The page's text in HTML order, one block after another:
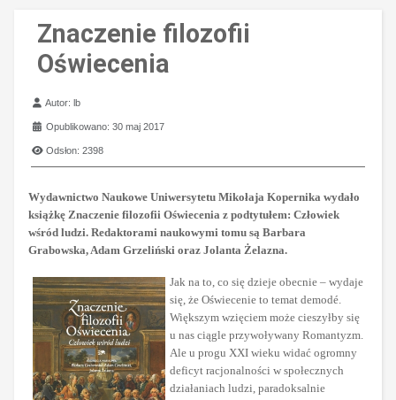
Znaczenie filozofii
Oświecenia
Szczegóły
Autor:lb
Opublikowano: 30 maj 2017
Odsłon: 2398
Wydawnictwo Naukowe Uniwersytetu Mikołaja Kopernika wydało
książkę Znaczenie filozofii Oświecenia z podtytułem: Człowiek
wśród ludzi. Redaktorami naukowymi tomu są Barbara
Grabowska, Adam Grzeliński oraz Jolanta Żelazna.
Jak na to, co się dzieje obecnie – wydaje
się, że Oświecenie to temat demodé.
Większym wzięciem może cieszyłby się
u nas ciągle przywoływany Romantyzm.
Ale u progu XXI wieku widać ogromny
deficyt racjonalności w społecznych
działaniach ludzi, paradoksalnie